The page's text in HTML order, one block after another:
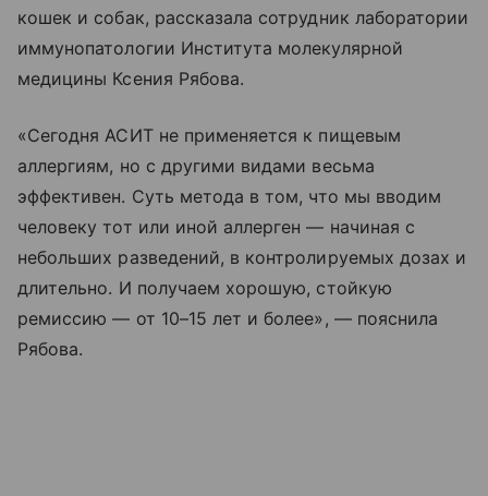
кошек и собак, рассказала сотрудник лаборатории
иммунопатологии Института молекулярной
медицины Ксения Рябова.
«Сегодня АСИТ не применяется к пищевым
аллергиям, но с другими видами весьма
эффективен. Суть метода в том, что мы вводим
человеку тот или иной аллерген — начиная с
небольших разведений, в контролируемых дозах и
длительно. И получаем хорошую, стойкую
ремиссию — от 10–15 лет и более», — пояснила
Рябова.